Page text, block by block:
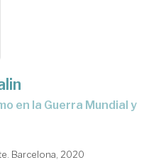
Barcelona, 2020